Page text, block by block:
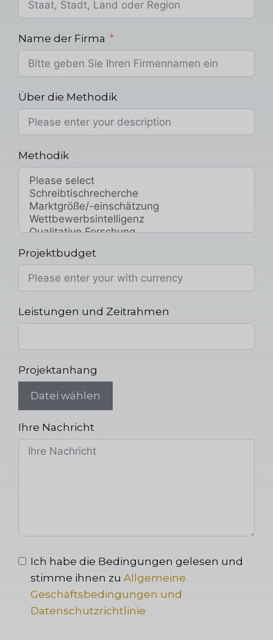
Name der Firma
Über die Methodik
Methodik
Projektbudget
Leistungen und Zeitrahmen
Projektanhang
Datei wählen
Ihre Nachricht
Ich habe die Bedingungen gelesen und
stimme ihnen zu Allgemeine
Geschäftsbedingungen und
Datenschutzrichtlinie